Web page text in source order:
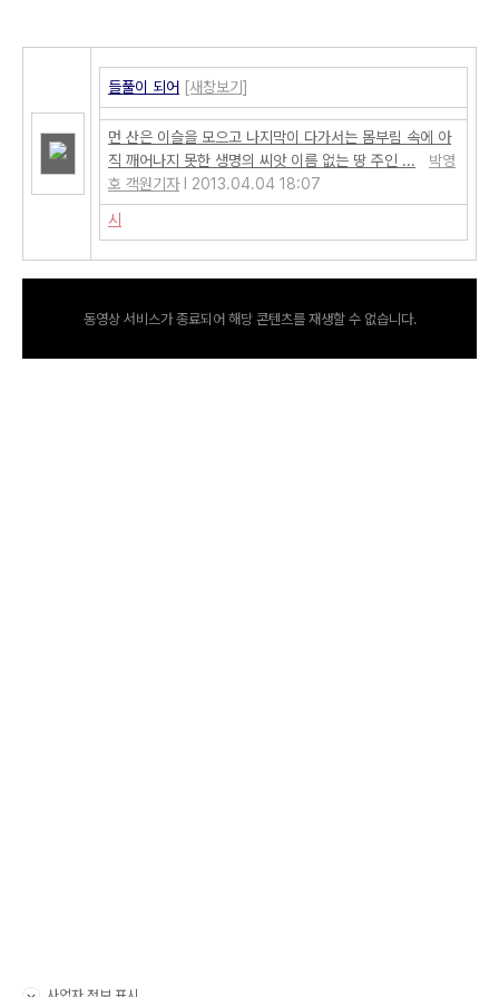
들풀이 되어 [새창보기]
먼 산은 이슬을 모으고 나지막이 다가서는 몸부림 속에 아
직 깨어나지 못한 생명의 씨앗 이름 없는 땅 주인 ...
박영
호 객원기자
l 2013.04.04 18:07
시
동영상 서비스가 종료되어 해당 콘텐츠를 재생할 수 없습니다.